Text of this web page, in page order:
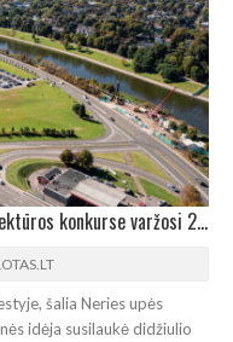
VILNIAUS KONGRESŲ CENTRAS: Architektūros konkurse varžosi 28 idėjos
šalia Neries upės
idėja susilaukė didžiulio